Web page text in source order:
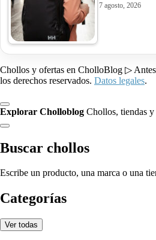
7 agosto, 2026
Chollos y ofertas en CholloBlog ▷
los derechos reservados. Datos legales.
Explorar Cholloblog Chollos, tiendas y
Buscar chollos
Escribe un producto, una marca o una
Categorías
Ver todas